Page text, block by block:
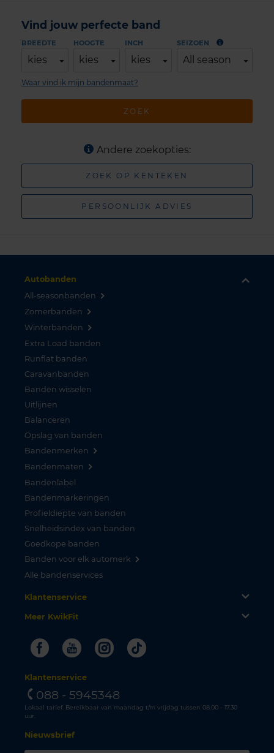
Vind jouw perfecte band
BREEDTE
kies
HOOGTE
kies
INCH
kies
SEIZOEN
All season
ZOEK
Waar vind ik mijn bandenmaat?
Andere zoekopties:
ZOEK OP KENTEKEN
PERSOONLIJK ADVIES
Autobanden
All-seasonbanden
Zomerbanden
Winterbanden
Extra Load banden
Runflat banden
Caravanbanden
Banden wisselen
Uitlijnen
Balanceren
Opslag van banden
Bandenmerken
Bandenmaten
Bandenlabel
Bandenmarkeringen
Profieldiepte van banden
Snelheidsindex van banden
Goedkope banden
Banden voor elk automerk
Alle bandenservices
Klantenservice
Meer KwikFit
FacebookYoutubeInstagram
Tiktok
Klantenservice
088 - 5945348
Lokaal tarief. Bereikbaar van maandag t/m vrijdag tussen 08.00 - 17.30
uur.
Nieuwsbrief